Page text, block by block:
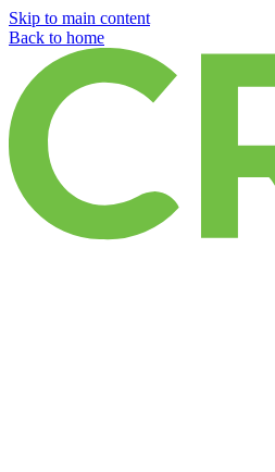
Skip to main content
Back to home